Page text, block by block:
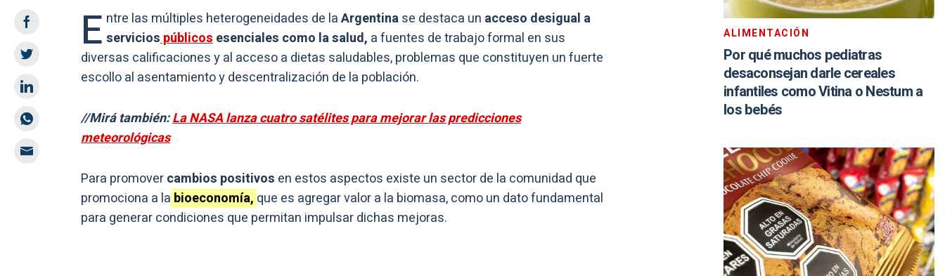
E ntre las múltiples heterogeneidades de laArgentinase destaca un acceso desigual a
serviciospúblicosesenciales como la salud, a fuentes de trabajo formal en sus
diversas calificaciones y al acceso a dietas saludables, problemas que constituyen un fuerte
escollo al asentamiento y descentralización de la población.
//Mirá también:La NASA lanza cuatro satélites para mejorar las predicciones
meteorológicas
Para promovercambios positivos en estos aspectos existe un sector de la comunidad que
promociona a la bioeconomía, que es agregar valor a la biomasa, como un dato fundamental
para generar condiciones que permitan impulsar dichas mejoras.
ALIMENTACIÓN
Por qué muchos pediatras
desaconsejan darle cereales
infantiles como Vitina o Nestum a
los bebés